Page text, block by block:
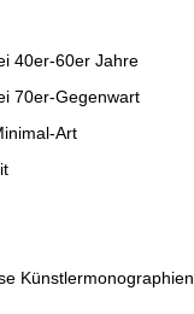
40er-60er Jahre
70er-Gegenwart
Art
Künstlermonographien